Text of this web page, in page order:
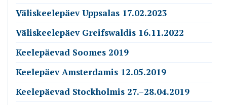
Väliskeelepäev Uppsalas 17.02.2023
Väliskeelepäev Greifswaldis 16.11.2022
Keelepäevad Soomes 2019
Keelepäev Amsterdamis 12.05.2019
Keelepäevad Stockholmis 27.–28.04.2019